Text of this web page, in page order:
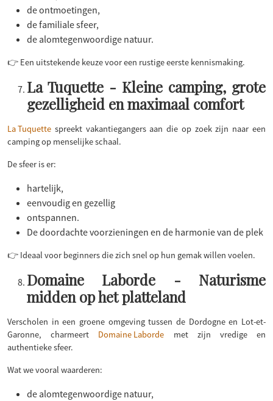
de ontmoetingen,
de familiale sfeer,
de alomtegenwoordige natuur.
👉 Een uitstekende keuze voor een rustige eerste kennismaking.
La Tuquette - Kleine camping, grote
gezelligheid en maximaal comfort
La Tuquette spreekt vakantiegangers aan die op zoek zijn naar een
camping op menselijke schaal.
De sfeer is er:
hartelijk,
eenvoudig en gezellig
ontspannen.
De doordachte voorzieningen en de harmonie van de plek
👉 Ideaal voor beginners die zich snel op hun gemak willen voelen.
Domaine Laborde - Naturisme
midden op het platteland
Verscholen in een groene omgeving tussen de Dordogne en Lot-et-
Garonne, charmeert Domaine Laborde met zijn vredige en
authentieke sfeer.
Wat we vooral waarderen:
de alomtegenwoordige natuur,